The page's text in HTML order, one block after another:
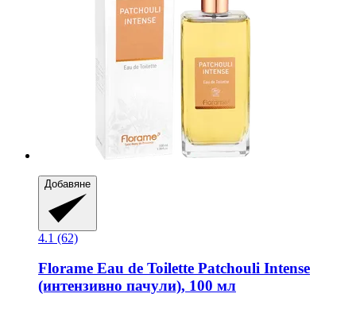
Добавяне
4.1 (62)
Florame Eau de Toilette Patchouli Intense
(интензивно пачули), 100 мл